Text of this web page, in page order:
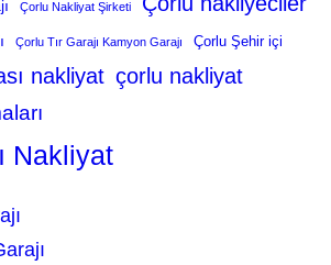
Çorlu Nakliyat Şirketi
Çorlu Tır Garajı Kamyon Garajı Çorlu Şehir içi
nakliyat çorlu nakliyat
Nakliyat